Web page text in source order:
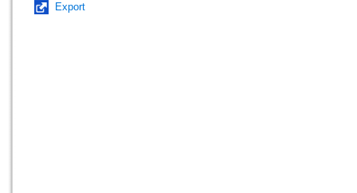
Export